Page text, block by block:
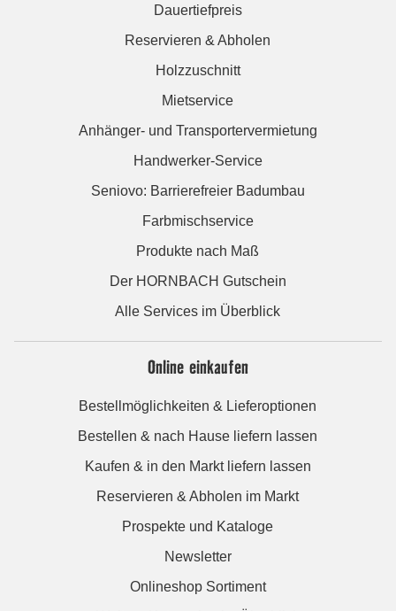
Dauertiefpreis
Reservieren & Abholen
Holzzuschnitt
Mietservice
Anhänger- und Transportervermietung
Handwerker-Service
Seniovo: Barrierefreier Badumbau
Farbmischservice
Produkte nach Maß
Der HORNBACH Gutschein
Alle Services im Überblick
Online einkaufen
Bestellmöglichkeiten & Lieferoptionen
Bestellen & nach Hause liefern lassen
Kaufen & in den Markt liefern lassen
Reservieren & Abholen im Markt
Prospekte und Kataloge
Newsletter
Onlineshop Sortiment